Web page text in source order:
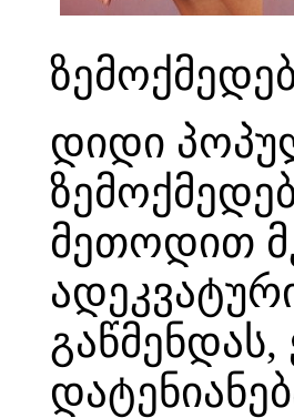
დიდი
მეთოდით